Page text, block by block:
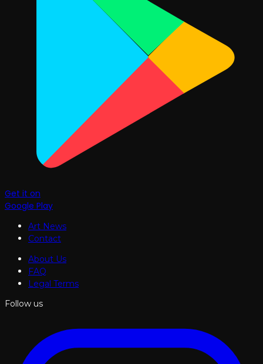
Get it on
Google Play
Art News
Contact
About Us
FAQ
Legal Terms
Follow us